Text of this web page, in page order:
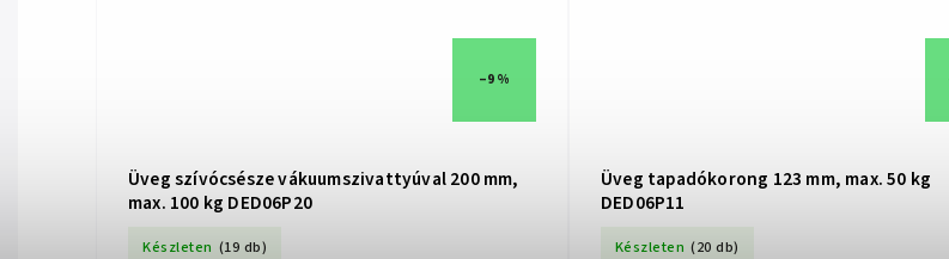
–9 %
Üveg szívócsésze vákuumszivattyúval 200 mm,
max. 100 kg DED06P20
Készleten (19 db)
Üveg tapadókorong 123 mm, max. 50 kg
DED06P11
Készleten (20 db)